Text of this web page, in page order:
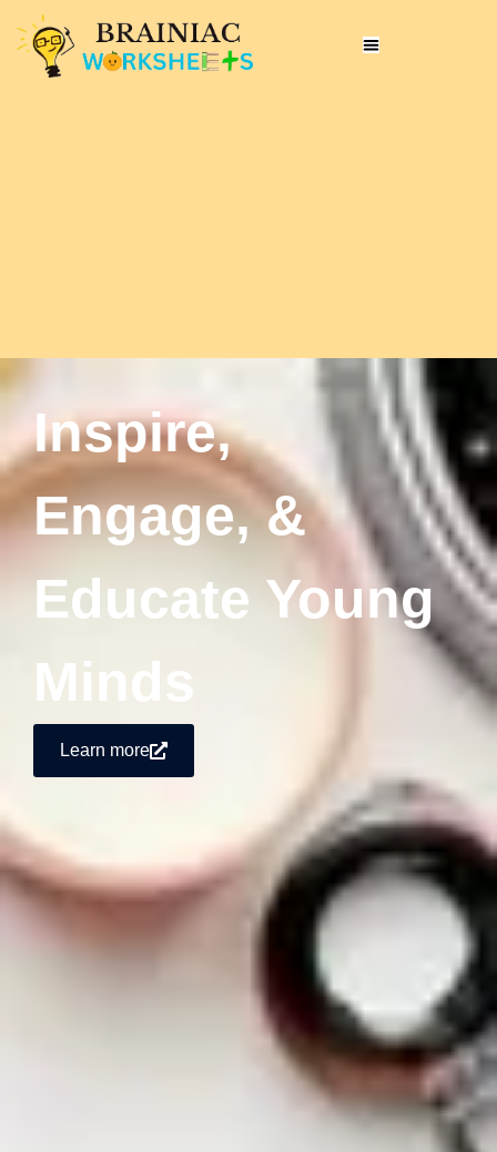
Inspire,
Engage, &
Educate Young
Minds
Learn more